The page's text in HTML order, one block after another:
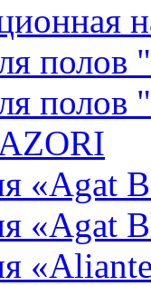
полов
«Agat
«Agat